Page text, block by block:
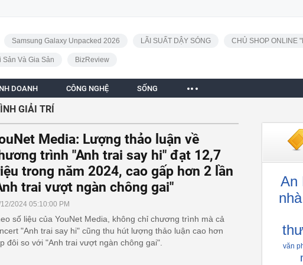
Samsung Galaxy Unpacked 2026 LÃI SUẤT DẬY SÓNG CHỦ SHOP ONLINE
Sản Và Gia Sản BizReview
DOANH CÔNG NGHỆ SỐNG
GIẢI TRÍ
Media: Lượng thảo luận về
trình "Anh trai say hi" đạt 12,7
trong năm 2024, cao gấp hơn 2 lần
trai vượt ngàn chông gai"
2024 05:10:00 PM
số liệu của YouNet Media, không chỉ chương trình mà cả
"Anh trai say hi" cũng thu hút lượng thảo luận cao hơn
đôi so với "Anh trai vượt ngàn chông gai".
An
văn